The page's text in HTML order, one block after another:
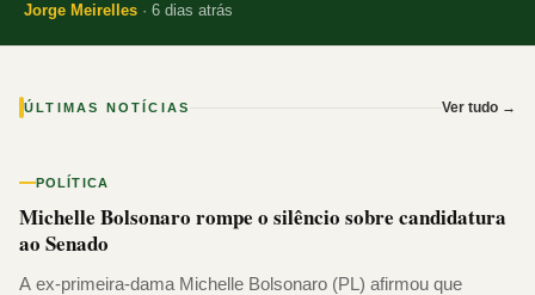
Jorge Meirelles · 6 dias atrás
ÚLTIMAS NOTÍCIAS Ver tudo →
POLÍTICA
Michelle Bolsonaro rompe o silêncio sobre candidatura
ao Senado
A ex-primeira-dama Michelle Bolsonaro (PL) afirmou que